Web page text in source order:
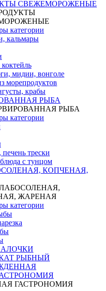
СВЕЖЕМОРОЖЕНЫЕ
категории
кальмары
мидии, вонголе
морепродуктов
крабы
РЫБА
РЫБА
категории
трески
с тунцом
КОПЧЕНАЯ,
ЖАРЕНАЯ
категории
РЫБНЫЙ
ГАСТРОНОМИЯ